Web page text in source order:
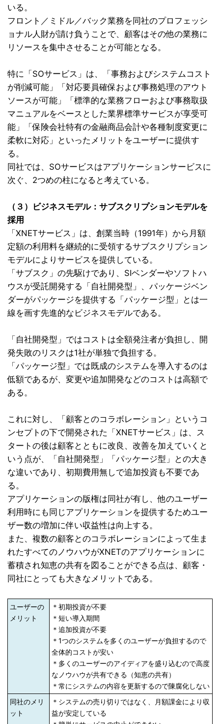
いる。
フロント／ミドル／バック業務を同社のプロフェッシ
ョナル人財が請け負うことで、顧客はその他の業務に
リソースを集中させることが可能となる。
特に「SOサービス」は、「事務およびシステムコスト
が削減可能」「対応要員確保および事務処理のアウト
ソースが可能」「標準的な業務フローおよび事務取扱
マニュアルをベースとした業界標準サービスが享受可
能」「保険会社特有の金融商品会計や各種制度変更に
柔軟に対応」といったメリットをユーザーに提供す
る。
同社では、SOサービスはアプリケーションサービスに
次ぐ、2つめの柱になると考えている。
（３）ビジネスモデル：サブスクリプションモデルを
採用
「XNETサービス」は、創業当時（1991年）から月額
定額の利用料を継続的に受領するサブスクリプション
モデルによりサービスを提供している。
「サブスク」の先駆けであり、SIベンダーやソフトハ
ウスが受託開発する「自社開発型」、パッケージベン
ダーがパッケージを提供する「パッケージ型」とは一
線を画す先進的なビジネスモデルである。
「自社開発型」ではコストは全額発注者が負担し、開
発失敗のリスクは1社が単独で負担する。
「パッケージ型」では既成のシステムを導入するのは
低額であるが、変更や追加開発などのコストは高額で
ある。
これに対し、「顧客とのコラボレーション」というコ
ンセプトの下で開発された「XNETサービス」は、ス
タートの後は顧客とともに改良、改善を加えていくと
いう点が、「自社開発型」「パッケージ型」との大き
な違いであり、初期費用無しで追加投資も不要であ
る。
アプリケーションの版権は同社が有し、他のユーザー
利用時にも同じアプリケーションを提供するためユー
ザー数の増加に伴い収益性は向上する。
また、複数の顧客とのコラボレーションによって生ま
れたすべてのノウハウがXNETのアプリケーションに
蓄積され知恵の共有を図ることができる点は、顧客・
同社にとっても大きなメリットである。
ユーザーの
メリット
＊初期投資が不要
＊短い導入期間
＊追加投資が不要
＊1つのシステムを多くのユーザーが負担するので
全体的コストが安い
＊多くのユーザーのアイディアを盛り込むので高度
なノウハウが共有できる（知恵の共有）
＊常にシステムの内容を更新するので陳腐化しない
同社のメリ
ット
＊システムの売り切りではなく、月額課金により収
益が安定している